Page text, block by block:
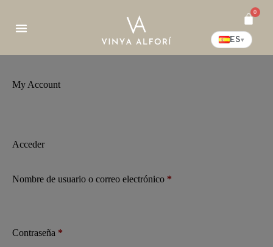
0
ES▾
My Account
Acceder
Nombre de usuario o correo electrónico *
Contraseña *